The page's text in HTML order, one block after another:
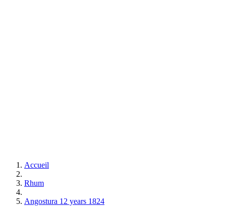
Accueil
Rhum
Angostura 12 years 1824